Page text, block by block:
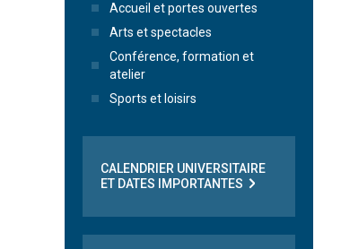
Accueil et portes ouvertes
Arts et spectacles
Conférence, formation et
atelier
Sports et loisirs
CALENDRIER UNIVERSITAIRE
ET DATES IMPORTANTES